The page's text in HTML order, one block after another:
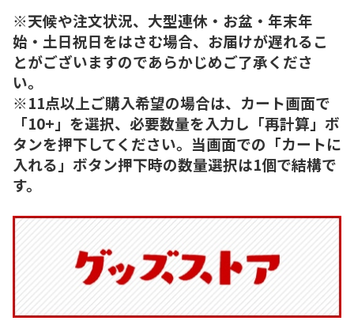
※天候や注文状況、大型連休・お盆・年末年
始・土日祝日をはさむ場合、お届けが遅れるこ
とがございますのであらかじめご了承くださ
い。
※11点以上ご購入希望の場合は、カート画面で
「10+」を選択、必要数量を入力し「再計算」ボ
タンを押下してください。当画面での「カートに
入れる」ボタン押下時の数量選択は1個で結構で
す。